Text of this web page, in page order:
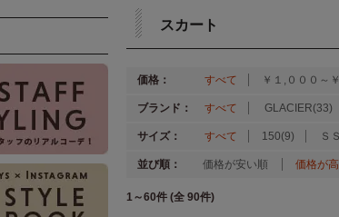
スカート
価格： すべて ￥１,０００～
ブランド： すべて GLACIER(33)
サイズ： すべて 150(9) Ｓ
並び順： 価格が安い順 価格が
1～60件 (全 90件)